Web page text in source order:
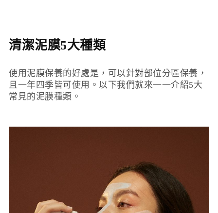
清潔泥膜5大種類
使用泥膜保養的好處是，可以針對部位分區保養，
且一年四季皆可使用。以下我們就來一一介紹5大
常見的泥膜種類。